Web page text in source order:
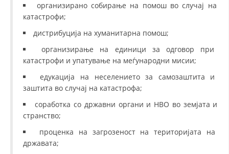
организирано собирање на помош во случај на
катастрофи;
дистрибуција на хуманитарна помош;
организирање на единици за одговор при
катастрофи и упатување на меѓународни мисии;
едукација на неселението за самозаштита и
заштита во случај на катастрофа;
соработка со државни органи и НВО во земјата и
странство;
проценка на загрозеност на територијата на
државата;